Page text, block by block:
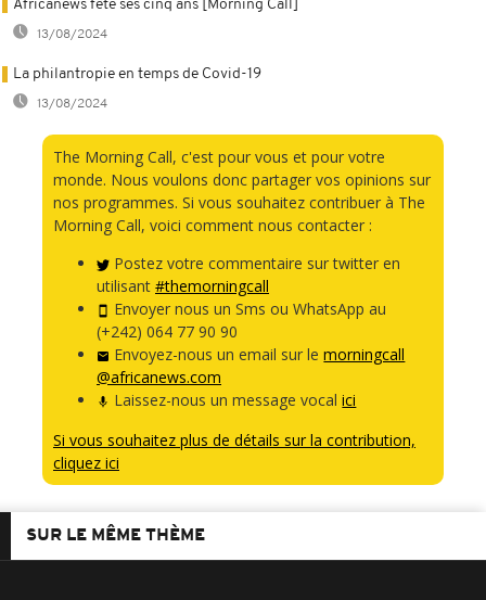
Africanews fête ses cinq ans [Morning Call]
13/08/2024
La philantropie en temps de Covid-19
13/08/2024
The Morning Call, c'est pour vous et pour votre
monde. Nous voulons donc partager vos opinions sur
nos programmes. Si vous souhaitez contribuer à The
Morning Call, voici comment nous contacter :
Postez votre commentaire sur twitter en
utilisant #themorningcall
Envoyer nous un Sms ou WhatsApp au
(+242) 064 77 90 90
Envoyez-nous un email sur lemorningcall
@africanews.com
Laissez-nous un message vocalici
Si vous souhaitez plus de détails sur la contribution,
cliquez ici
SUR LE MÊME THÈME